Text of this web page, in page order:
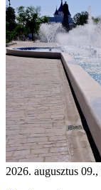
2026. augusztus 09.,